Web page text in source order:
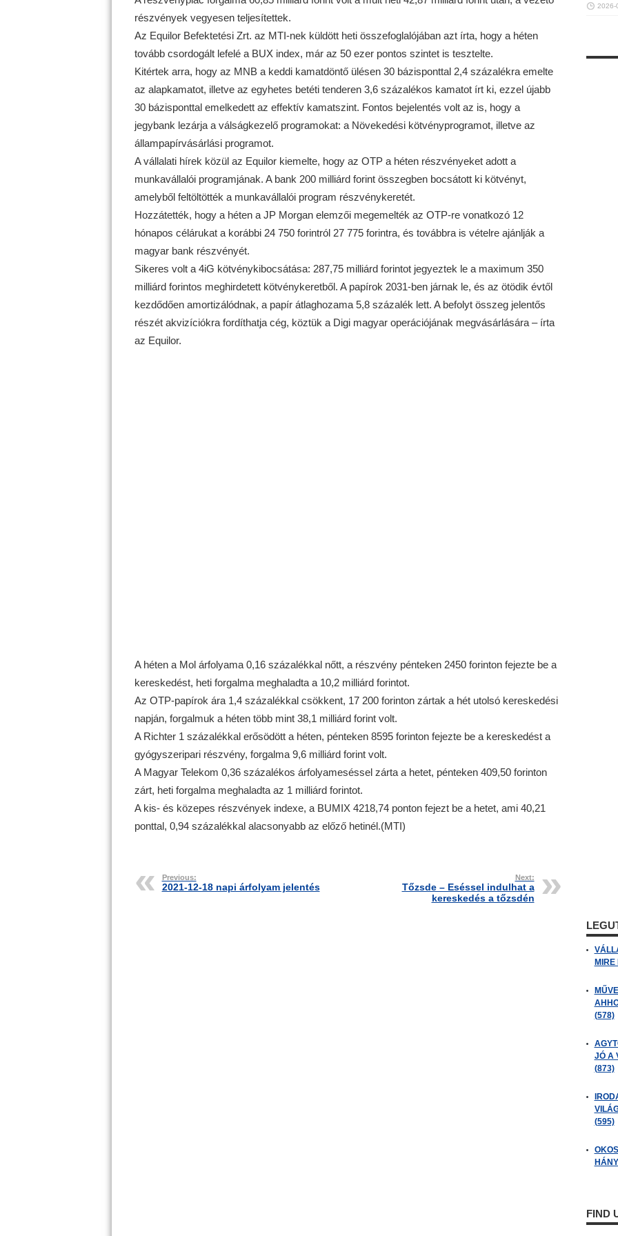
részvények vegyesen teljesítettek.
Az Equilor Befektetési Zrt. az MTI-nek küldött heti összefoglalójában azt írta, hogy a héten
tovább csordogált lefelé a BUX index, már az 50 ezer pontos szintet is tesztelte.
Kitértek arra, hogy az MNB a keddi kamatdöntő ülésen 30 bázisponttal 2,4 százalékra emelte
az alapkamatot, illetve az egyhetes betéti tenderen 3,6 százalékos kamatot írt ki, ezzel újabb
30 bázisponttal emelkedett az effektív kamatszint. Fontos bejelentés volt az is, hogy a
jegybank lezárja a válságkezelő programokat: a Növekedési kötvényprogramot, illetve az
állampapírvásárlási programot.
A vállalati hírek közül az Equilor kiemelte, hogy az OTP a héten részvényeket adott a
munkavállalói programjának. A bank 200 milliárd forint összegben bocsátott ki kötvényt,
amelyből feltöltötték a munkavállalói program részvénykeretét.
Hozzátették, hogy a héten a JP Morgan elemzői megemelték az OTP-re vonatkozó 12
hónapos célárukat a korábbi 24 750 forintról 27 775 forintra, és továbbra is vételre ajánlják a
magyar bank részvényét.
Sikeres volt a 4iG kötvénykibocsátása: 287,75 milliárd forintot jegyeztek le a maximum 350
milliárd forintos meghirdetett kötvénykeretből. A papírok 2031-ben járnak le, és az ötödik évtől
kezdődően amortizálódnak, a papír átlaghozama 5,8 százalék lett. A befolyt összeg jelentős
részét akvizíciókra fordíthatja cég, köztük a Digi magyar operációjának megvásárlására – írta
az Equilor.
A héten a Mol árfolyama 0,16 százalékkal nőtt, a részvény pénteken 2450 forinton fejezte be a
kereskedést, heti forgalma meghaladta a 10,2 milliárd forintot.
Az OTP-papírok ára 1,4 százalékkal csökkent, 17 200 forinton zártak a hét utolsó kereskedési
napján, forgalmuk a héten több mint 38,1 milliárd forint volt.
A Richter 1 százalékkal erősödött a héten, pénteken 8595 forinton fejezte be a kereskedést a
gyógyszeripari részvény, forgalma 9,6 milliárd forint volt.
A Magyar Telekom 0,36 százalékos árfolyameséssel zárta a hetet, pénteken 409,50 forinton
zárt, heti forgalma meghaladta az 1 milliárd forintot.
A kis- és közepes részvények indexe, a BUMIX 4218,74 ponton fejezt be a hetet, ami 40,21
ponttal, 0,94 százalékkal alacsonyabb az előző hetinél.(MTI)
Previous:
2021-12-18 napi árfolyam jelentés
Next:
Tőzsde – Eséssel indulhat a
kereskedés a tőzsdén
2026-
MIRE
(578)
JÓ A
(873)
(595)
FIND